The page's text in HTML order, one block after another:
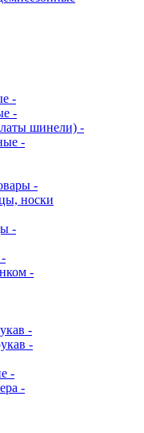
-
-
шинели) -
-
-
носки
-
-
-
-
-
-